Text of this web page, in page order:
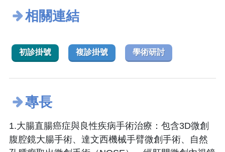
相關連結
初診掛號 複診掛號 學術研討
專長
1.大腸直腸癌症與良性疾病手術治療：包含3D微創
腹腔鏡大腸手術、達文西機械手臂微創手術、自然